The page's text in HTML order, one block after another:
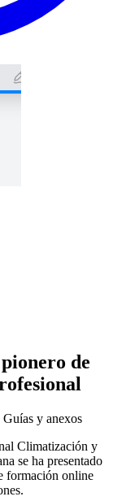
de
Guías y anexos
Climatización y
se ha presentado
formación online